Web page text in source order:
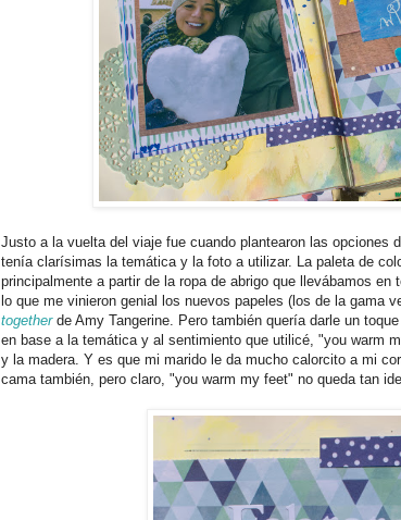
Justo a la vuelta del viaje fue cuando plantearon las opciones
tenía clarísimas la temática y la foto a utilizar. La paleta de
principalmente a partir de la ropa de abrigo que llevábamos
lo que me vinieron genial los nuevos papeles (los de la gama
togetherde Amy Tangerine. Pero también quería darle un
en base a la temática y al sentimiento que utilicé, "you warm
y la madera. Y es que mi marido le da mucho calorcito a mi
cama también, pero claro, "you warm my feet" no queda tan